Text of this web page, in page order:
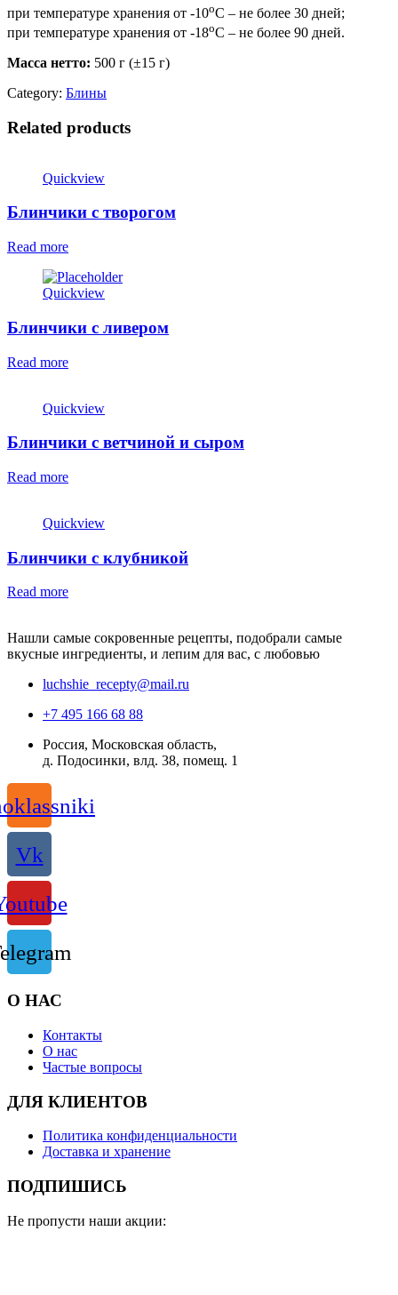
при температуре хранения от -10оС – не более 30 дней;
при температуре хранения от -18оС – не более 90 дней.
Масса нетто: 500 г (±15 г)
Category: Блины
Related products
Quickview
Блинчики с творогом
Read more
Quickview
Блинчики с ливером
Read more
Quickview
Блинчики с ветчиной и сыром
Read more
Quickview
Блинчики с клубникой
Read more
Нашли самые сокровенные рецепты, подобрали самые
вкусные ингредиенты, и лепим для вас, с любовью
luchshie_recepty@mail.ru
+7 495 166 68 88
Россия, Московская область,
д. Подосинки, влд. 38, помещ. 1
Vk
О НАС
Контакты
О нас
Частые вопросы
ДЛЯ КЛИЕНТОВ
Политика конфиденциальности
Доставка и хранение
ПОДПИШИСЬ
Не пропусти наши акции: